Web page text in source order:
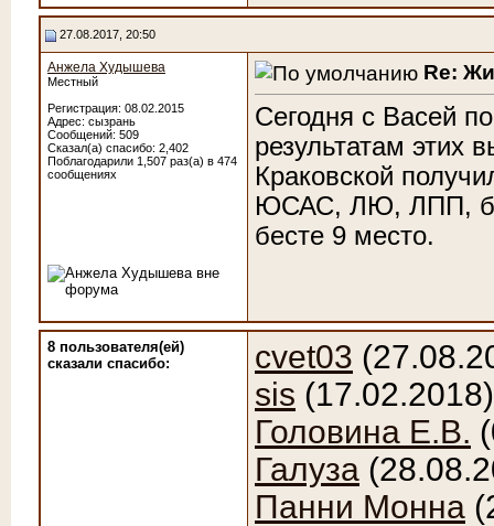
27.08.2017, 20:50
Анжела Худышева
Местный
Регистрация: 08.02.2015
Адрес: сызрань
Сообщений: 509
Сказал(а) спасибо: 2,402
Поблагодарили 1,507 раз(а) в 474
сообщениях
Re:
Сегодня с Васей
результатам этих
Краковской
ЮСАС, ЛЮ, ЛПП,
бесте 9 место.
8 пользователя(ей)
сказали cпасибо:
cvet03
sis
Головина Е.В.
Галуза
Панни Монна